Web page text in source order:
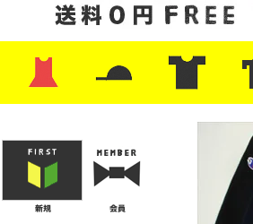
・レザーシューズ/スニーカー
・プリントTシャツ
・バンド/ツアー
・キャラクター
・Nike/adidas/スポーツ
・チャンピオン
・サーフ/スケート
・ボーダー/総柄/無地
・フットボール/リンガ
・タンクトップ/NBA
・ポ
・半
・ア